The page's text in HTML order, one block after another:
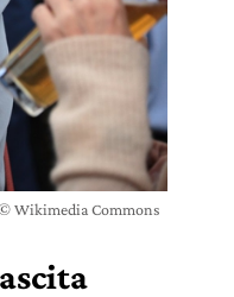
Wikimedia Commons